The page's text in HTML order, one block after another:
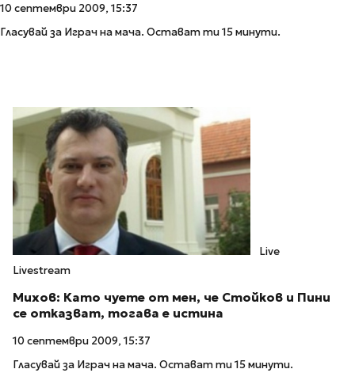
10 септември 2009, 15:37
Гласувай за Играч на мача. Остават ти 15 минути.
Live
Livestream
Михов: Като чуете от мен, че Стойков и Пини
се отказват, тогава е истина
10 септември 2009, 15:37
Гласувай за Играч на мача. Остават ти 15 минути.